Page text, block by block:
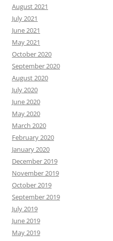
August 2021
July 2021
June 2021
May 2021
October 2020
September 2020
August 2020
July 2020
June 2020
May 2020
March 2020
February 2020
January 2020
December 2019
November 2019
October 2019
September 2019
July 2019
June 2019
May 2019